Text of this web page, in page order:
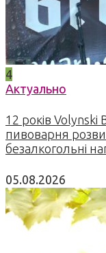
4
Актуально
12 років Volynski
пивоварня
безалкогольні
05.08.2026